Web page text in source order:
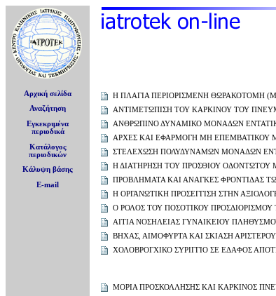
Αρχική σελίδα
Αναζήτηση
Εγκεκριμένα
περιοδικά
Κατάλογος
περιοδικών
Κάλυψη βάσης
E-mail
H ΠΛΑΓΙΑ ΠΕΡΙΟΡΙΣΜΕΝΗ ΘΩΡΑΚΟΤΟΜΗ
AΝΤΙΜΕΤΩΠΙΣΗ ΤΟΥ ΚΑΡΚΙΝΟΥ ΤΟΥ
ΑΝΘΡΩΠΙΝΟ ΔΥΝΑΜΙΚΟ ΜΟΝΑΔΩΝ
ΑΡΧΕΣ ΚΑΙ ΕΦΑΡΜΟΓΗ ΜΗ ΕΠΕΜΒΑΤΙΚΟΥ
ΣΤΕΛΕΧΩΣΗ ΠΟΛΥΔΥΝΑΜΩΝ ΜΟΝΑΔΩΝ
Η ΔΙΑΤΗΡΗΣΗ ΤΟΥ ΠΡΟΣΘΙΟΥ ΟΔΟΝΤΩΤΟΥ
ΠΡΟΒΛΗΜΑΤΑ ΚΑΙ ΑΝΑΓΚΕΣ ΦΡΟΝΤΙΔΑΣ
Η ΟΡΓΑΝΩΤΙΚΗ ΠΡΟΣΕΓΓΙΣΗ ΣΤΗΝ
O ΡΟΛΟΣ ΤΟΥ ΠΟΣΟΤΙΚΟΥ
ΑΙΤΙΑ ΝΟΣΗΛΕΙΑΣ ΓΥΝΑΙΚΕΙΟΥ
ΒΗΧΑΣ, ΑΙΜΟΦΥΡΤΑ ΚΑΙ ΣΚΙΑΣΗ
ΧΟΛΟΒΡΟΓΧΙΚΟ ΣΥΡΙΓΓΙΟ ΣΕ ΕΔΑΦΟΣ
ΜΟΡΙΑ ΠΡΟΣΚΟΛΛΗΣΗΣ ΚΑΙ ΚΑΡΚΙΝΟΣ